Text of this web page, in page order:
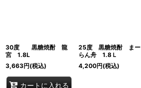
30度 黒糖焼酎 龍
宮 1.8L
3,663円(税込)
カートに入れる
25度 黒糖焼酎 まー
らん舟 1.8Ｌ
4,200円(税込)